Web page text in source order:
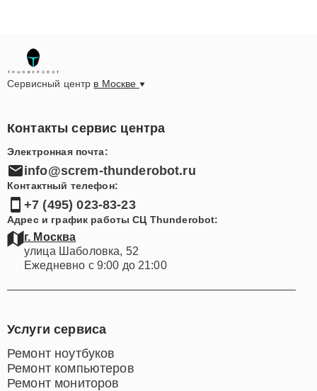
Сервисный центр в Москве
Контакты сервис центра
Электронная почта:
info@screm-thunderobot.ru
Контактный телефон:
+7 (495) 023-83-23
Адрес и график работы СЦ Thunderobot:
г. Москва
улица Шаболовка, 52
Ежедневно с 9:00 до 21:00
Услуги сервиса
Ремонт ноутбуков
Ремонт компьютеров
Ремонт мониторов